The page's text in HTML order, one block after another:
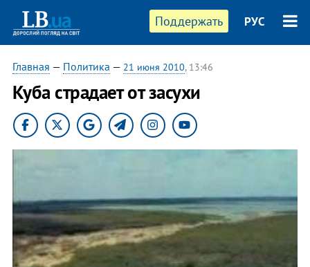
Поддержать РУС
Главная — Политика — 21 июня 2010, 13:46
Куба страдает от засухи